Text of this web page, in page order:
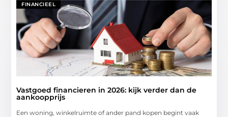
FINANCIEEL
Vastgoed financieren in 2026: kijk verder dan de
aankoopprijs
Een woning, winkelruimte of ander pand kopen begint vaak